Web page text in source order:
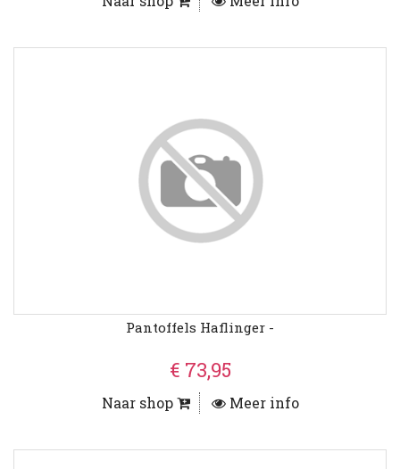
Pantoffels Haflinger -
€ 73,95
Naar shop Meer info